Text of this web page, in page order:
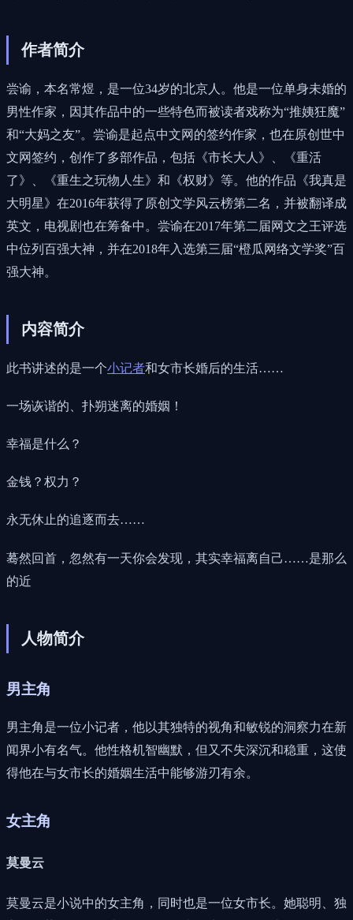
作者简介
尝谕，本名常煜，是一位34岁的北京人。他是一位单身未婚的
男性作家，因其作品中的一些特色而被读者戏称为“推姨狂魔”
和“大妈之友”。尝谕是起点中文网的签约作家，也在原创世中
文网签约，创作了多部作品，包括《市长大人》、《重活
了》、《重生之玩物人生》和《权财》等。他的作品《我真是
大明星》在2016年获得了原创文学风云榜第二名，并被翻译成
英文，电视剧也在筹备中。尝谕在2017年第二届网文之王评选
中位列百强大神，并在2018年入选第三届“橙瓜网络文学奖”百
强大神。
内容简介
此书讲述的是一个小记者和女市长婚后的生活……
一场诙谐的、扑朔迷离的婚姻！
幸福是什么？
金钱？权力？
永无休止的追逐而去……
蓦然回首，忽然有一天你会发现，其实幸福离自己……是那么
的近
人物简介
男主角
男主角是一位小记者，他以其独特的视角和敏锐的洞察力在新
闻界小有名气。他性格机智幽默，但又不失深沉和稳重，这使
得他在与女市长的婚姻生活中能够游刃有余。
女主角
莫曼云
莫曼云是小说中的女主角，同时也是一位女市长。她聪明、独